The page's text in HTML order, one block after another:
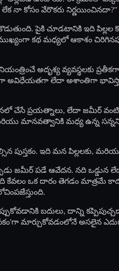
నా కోసం వేరొకరు నిర్ణయించినదా?"
పైకి చూడటానికి ఇది
కథ మధ్యలో ఆకాశం
అదృశ్య వ్యవస్థలకు
అవిధేయతగా లేదా అశాంతిగా
తపనలో చేసే ప్రయత్నాలు, లేదా జమీర్
మానవత్వానికి మధ్య ఉన్న
పుస్తకం. ఇది మన పిల్లలకు,
జమీర్ పడే ఆవేదన. నది ఒడ్డున
ఒక దారం తెగడం మాత్రమే కాదు;
బదులు, దాన్ని
మార్చుకోవడంలోనే అసలైన